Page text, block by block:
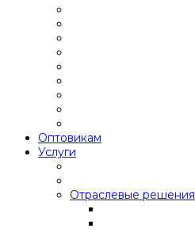
Оптовикам
Услуги
Отраслевые решения